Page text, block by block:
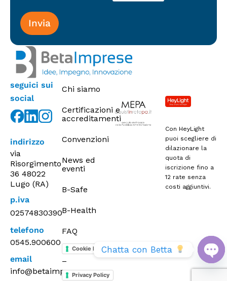
n
g
seguici sui
social
indirizzo
via
Risorgimento
36 48022
Lugo (RA)
p.iva
02574830390
telefono
0545.900600
email
info@betaimprese.com
Chi siamo
Certificazioni e
accreditamenti
Convenzioni
News ed
eventi
B-Safe
B-Health
FAQ
Cookie Policy
–
Privacy Policy
Con HeyLight
puoi scegliere di
dilazionare la
quota di
iscrizione fino a
12 rate senza
costi aggiuntivi.
Chatta con Betta